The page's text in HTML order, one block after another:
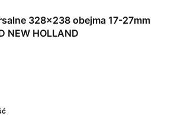
328x238 obejma 17-27mm
NEW HOLLAND